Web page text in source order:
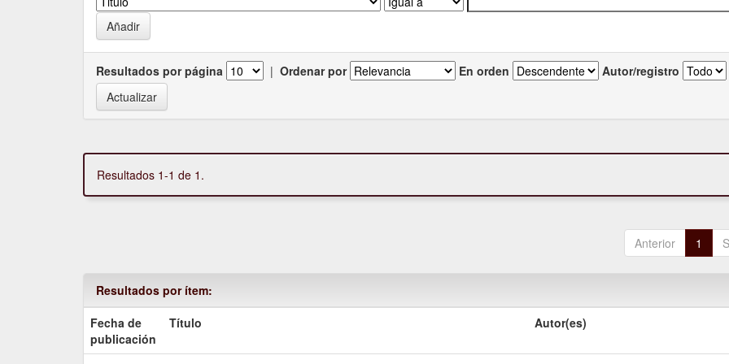
Resultados por página | Ordenar por En orden Autor/registro
Resultados 1-1 de 1.
Anterior 1
Resultados por ítem:
Fecha de
publicación
Título Autor(es)